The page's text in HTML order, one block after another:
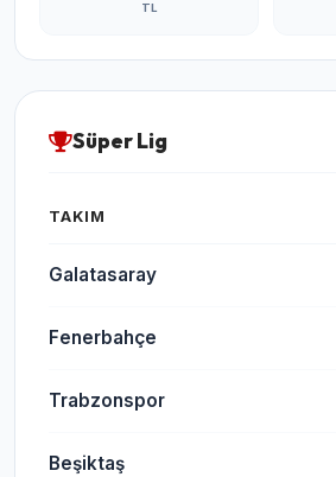
TL
Süper Lig
TAKIM
Galatasaray
Fenerbahçe
Trabzonspor
Beşiktaş